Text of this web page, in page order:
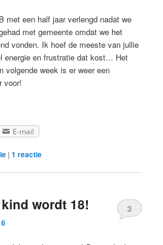
met een half jaar verlengd nadat we
met gemeente omdat we het
vonden. Ik hoef de meeste van jullie
energie en frustratie dat kost… Het
volgende week is er weer een
voor!
E-mail
|1 reactie
wordt 18! 3